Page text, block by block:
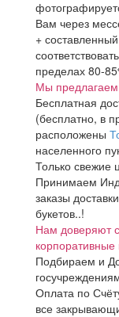
Вам через
+
пределах 80-
Мы
Бесплатная
(бесплатно, в
расположены
населенного
Только свежие
Принимаем
заказы
букетов..!
Нам доверяют
корпоративные
Подбираем и
Оплата по
все